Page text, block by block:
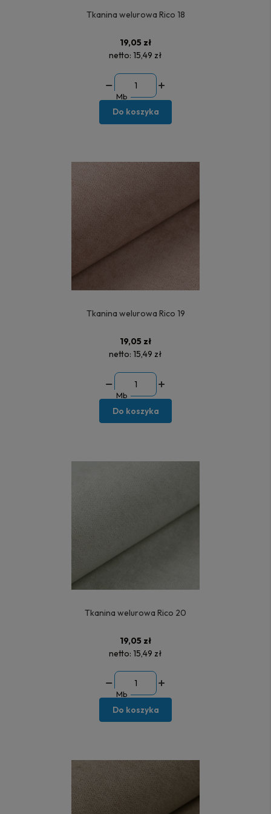
Tkanina welurowa Rico 18
19,05 zł
netto: 15,49 zł
Mb
Do koszyka
Tkanina welurowa Rico 19
19,05 zł
netto: 15,49 zł
Mb
Do koszyka
Tkanina welurowa Rico 20
19,05 zł
netto: 15,49 zł
Mb
Do koszyka